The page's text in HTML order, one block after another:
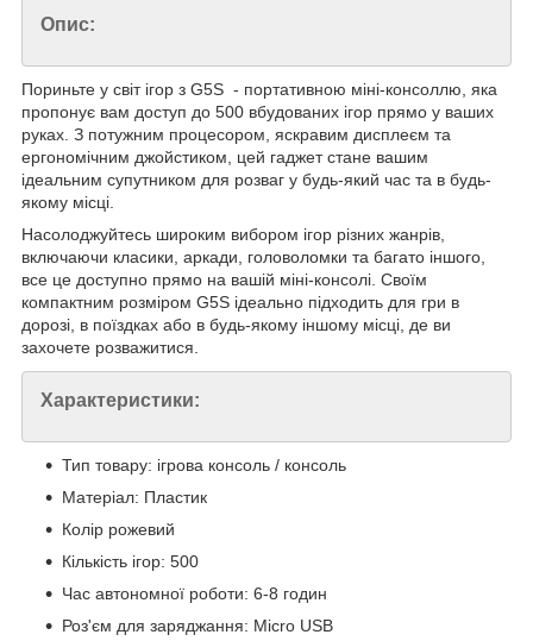
Опис:
Пориньте у світ ігор з G5S - портативною міні-консоллю, яка
пропонує вам доступ до 500 вбудованих ігор прямо у ваших
руках. З потужним процесором, яскравим дисплеєм та
ергономічним джойстиком, цей гаджет стане вашим
ідеальним супутником для розваг у будь-який час та в будь-
якому місці.
Насолоджуйтесь широким вибором ігор різних жанрів,
включаючи класики, аркади, головоломки та багато іншого,
все це доступно прямо на вашій міні-консолі. Своїм
компактним розміром G5S ідеально підходить для гри в
дорозі, в поїздках або в будь-якому іншому місці, де ви
захочете розважитися.
Характеристики:
Тип товару: ігрова консоль / консоль
Матеріал: Пластик
Колір рожевий
Кількість ігор: 500
Час автономної роботи: 6-8 годин
Роз'єм для заряджання: Micro USB